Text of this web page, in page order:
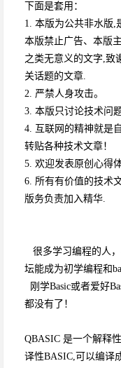
下面是套用：
1. 本版为公共非水版,
本版禁止广告、本版
之类无意义的文字,致
关话题的文章.
2. 严禁人身攻击。
3. 本版只讨论技术问
4. 互联网的精神就是
转贴各种技术文章！
5. 欢迎发表原创心得
6. 所有有价值的技术
版务负责加入精华.
很多学习编程的人，
坛能成为初学编程和
刚学Basic或者爱好
都没有了！
QBASIC 是一个解释
译性BASIC,可以编译